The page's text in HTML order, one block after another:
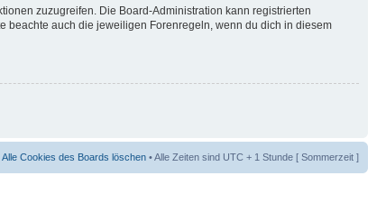
zuzugreifen. Die Board-Administration kann registrierten
beachte auch die jeweiligen Forenregeln, wenn du dich in diesem
Alle Cookies des Boards löschen • Alle Zeiten sind UTC + 1 Stunde [ Sommerzeit ]